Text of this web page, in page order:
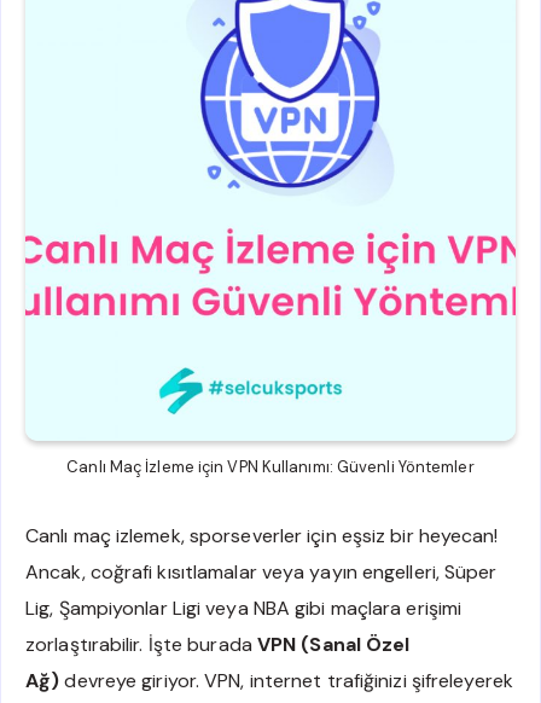
Canlı Maç İzleme için VPN Kullanımı: Güvenli Yöntemler
Canlı maç izlemek, sporseverler için eşsiz bir heyecan!
Ancak, coğrafi kısıtlamalar veya yayın engelleri, Süper
Lig, Şampiyonlar Ligi veya NBA gibi maçlara erişimi
zorlaştırabilir. İşte burada VPN (Sanal Özel
Ağ)devreye giriyor. VPN, internet trafiğinizi şifreleyerek